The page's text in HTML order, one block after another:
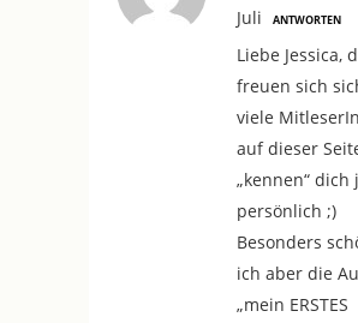
Juli
ANTWORTEN
Liebe Jessica,
freuen sich
viele
auf dieser
„kennen“ dich
persönlich ;)
Besonders
ich aber die
„mein ERSTES